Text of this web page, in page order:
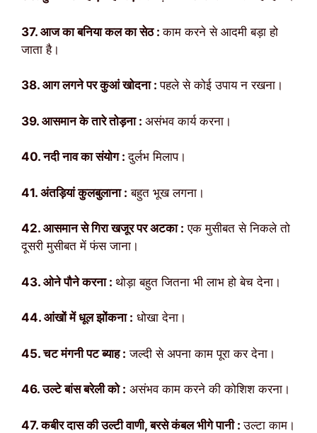
37. आज का बनिया कल का सेठ :काम करने से आदमी बड़ा हो
जाता है।
38. आग लगने पर कुआं खोदना :पहले से कोई उपाय न रखना।
39. आसमान के तारे तोड़ना : असंभव कार्य करना।
40. नदी नाव का संयोग :दुर्लभ मिलाप।
41. अंतड़ियां कुलबुलाना : बहुत भूख लगना।
42. आसमान से गिरा खजूर पर अटका : एक मुसीबत से निकले तो
दूसरी मुसीबत में फंस जाना।
43. ओने पौने करना : थोड़ा बहुत जितना भी लाभ हो बेच देना।
44. आंखों में धूल झोंकना : धोखा देना।
45. चट मंगनी पट ब्याह : जल्दी से अपना काम पूरा कर देना।
46. उल्टे बांस बरेली को : असंभव काम करने की कोशिश करना।
47. कबीर दास की उल्टी वाणी, बरसे कंबल भीगे पानी :उल्टा काम।